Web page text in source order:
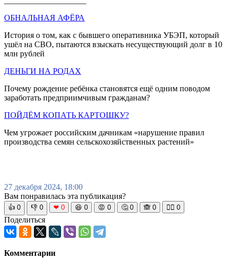
ОБНАЛЬНАЯ АФЁРА
История о том, как с бывшего оперативника УБЭП, который
ушёл на СВО, пытаются взыскать несуществующий долг в 10
млн рублей
ДЕНЬГИ НА РОДАХ
Почему рождение ребёнка становятся ещё одним поводом
заработать предприимчивым гражданам?
ПОЙДЁМ КОПАТЬ КАРТОШКУ?
Чем угрожает российским дачникам «нарушение правил
производства семян сельскохозяйственных растений»
27 декабря 2024, 18:00
Вам понравилась эта публикация?
👍 0 👎 0 ❤ 0 😆 0 😡 0 🤔 0 🙈 0 🧘‍♀️ 0
Поделиться
Комментарии